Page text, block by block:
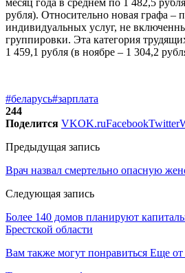
рубля). Относительно новая графа –
индивидуальных услуг, не
группировки. Эта категория
1 459,1 рубля (в ноябре – 1 304,2
#беларусь#зарплата
244
Поделится VKOK.ruFacebookTwitter
Предыдущая запись
Врач назвал смертельно опасную
Следующая запись
Более 140 домов планируют
Брестской области
Вам также могут понравиться Еще от